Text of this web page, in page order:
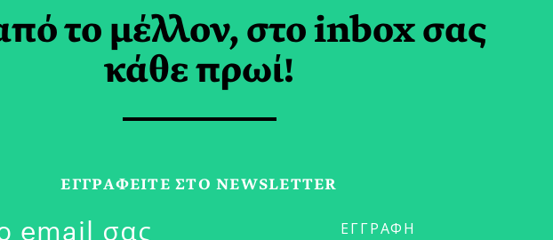
TAG
το μέλλον, στο inbox σας
κάθε πρωί!
ΕΓΓPΑΦΕΙΤΕ ΣΤΟ NEWSLETTER